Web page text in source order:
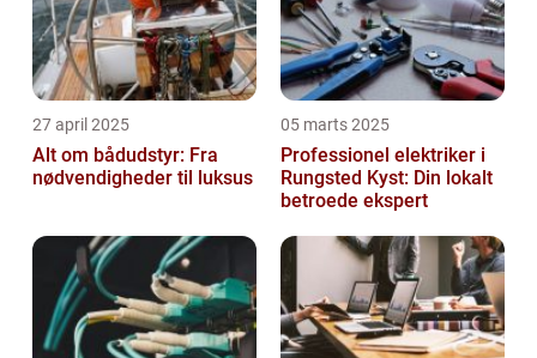
27 april 2025
Alt om bådudstyr: Fra
nødvendigheder til luksus
05 marts 2025
Professionel elektriker i
Rungsted Kyst: Din lokalt
betroede ekspert